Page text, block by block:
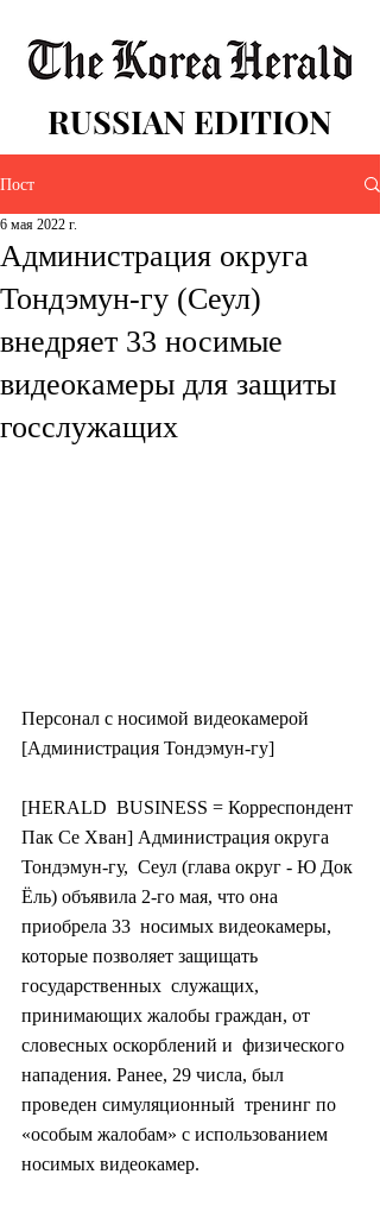
RUSSIAN EDITION
Пост
Администрация округа
Тондэмун-гу (Сеул)
внедряет 33 носимые
видеокамеры для защиты
гоcслужащих
6 мая 2022 г.
Персонал с носимой видеокамерой
[Администрация Тондэмун-гу]
[HERALD  BUSINESS = Корреспондент
Пак Се Хван] Администрация округа
Тондэмун-гу,  Сеул (глава округ - Ю Док
Ёль) объявила 2-го мая, что она
приобрела 33  носимых видеокамеры,
которые позволяет защищать
государственных  служащих,
принимающих жалобы граждан, от
словесных оскорблений и  физического
нападения. Ранее, 29 числа, был
проведен симуляционный  тренинг по
«особым жалобам» с использованием
носимых видеокамер.